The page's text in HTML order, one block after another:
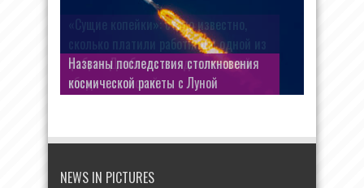
«Сущие копейки»: стало известно,
сколько платили работницы одной из
фабрик Донбасса за «диетический
обед» в столовой
NEWS IN PICTURES